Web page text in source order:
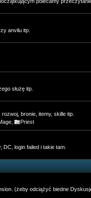
anvilu itp.
służę itp.
bronie, itemy, skille itp.
Priest
DC, login failed i takie tam.
(żeby odciążyć biedne